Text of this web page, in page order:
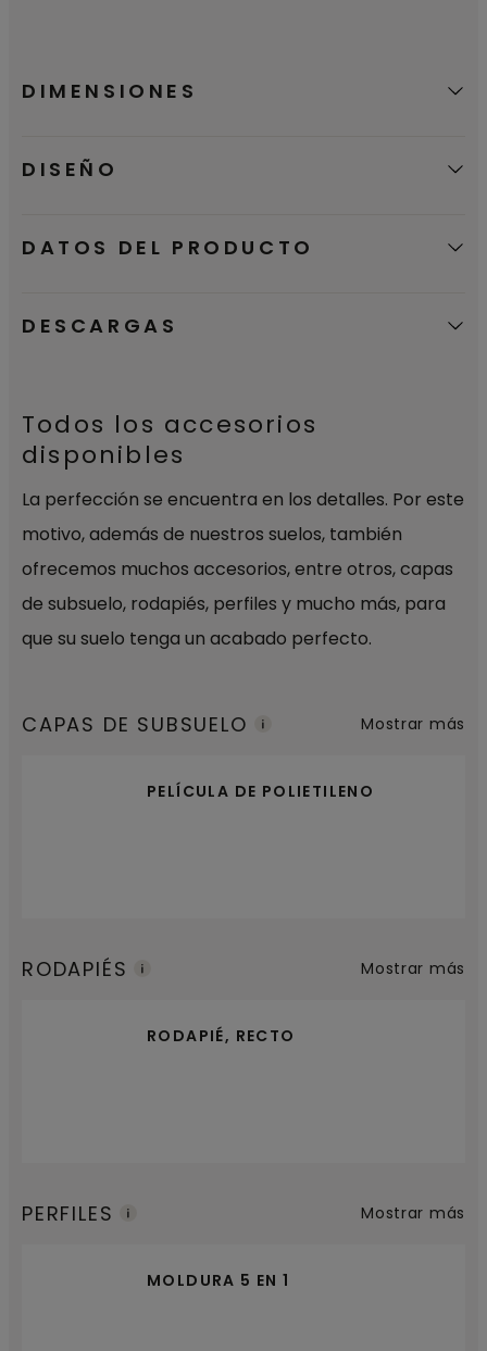
DIMENSIONES
DISEÑO
DATOS DEL PRODUCTO
DESCARGAS
Todos los accesorios
disponibles
La perfección se encuentra en los detalles. Por este
motivo, además de nuestros suelos, también
ofrecemos muchos accesorios, entre otros, capas
de subsuelo, rodapiés, perfiles y mucho más, para
que su suelo tenga un acabado perfecto.
CAPAS DE SUBSUELO
PELÍCULA DE POLIETILENO
Mostrar más
RODAPIÉS
RODAPIÉ, RECTO
Mostrar más
PERFILES
MOLDURA 5 EN 1
Mostrar más